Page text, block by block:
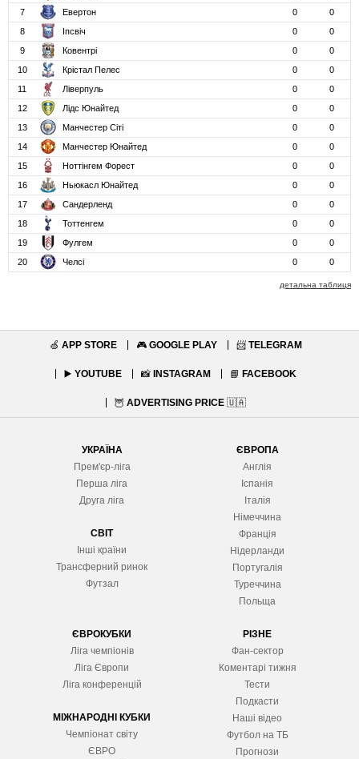
7
Евертон 0
0
8
Іпсвіч 0
0
9
Ковентрі 0
0
10
Крістал Пелес 0
0
11
Ліверпуль 0
0
12
Лідс Юнайтед 0
0
13
Манчестер Сіті 0
0
14
Манчестер Юнайтед 0
0
15
Ноттінгем Форест 0
0
16
Ньюкасл Юнайтед 0
0
17
Сандерленд 0
0
18
Тоттенгем 0
0
19
Фулгем 0
0
20
Челсі 0 0
детальна таблиця
🍏 APP STORE 🎮 GOOGLE PLAY 📨 TELEGRAM
▶️ YOUTUBE 📸 INSTAGRAM 📘 FACEBOOK
🦉 ADVERTISING PRICE 🇺🇦
УКРАЇНА
Прем'єр-ліга
Перша ліга
Друга ліга
СВІТ
Інші країни
Трансферний ринок
Футзал
ЄВРОПА
Англія
Іспанія
Італія
Німеччина
Франція
Нідерланди
Португалія
Туреччина
Польща
ЄВРОКУБКИ
Ліга чемпіонів
Ліга Європи
Ліга конференцій
МІЖНАРОДНІ КУБКИ
Чемпіонат світу
ЄВРО
РІЗНЕ
Фан-сектор
Коментарі тижня
Тести
Подкасти
Наші відео
Футбол на ТБ
Прогнози